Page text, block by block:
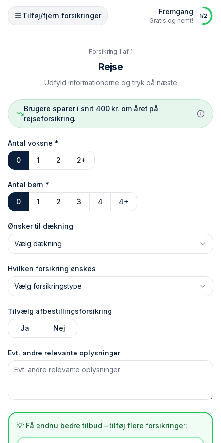
Tilføj/fjern forsikringer Fremgang
Gratis og nemt!
1/2
Forsikring 1 af 1
Rejse
Udfyld informationerne og tryk på næste
Brugere sparer i snit 400 kr. om året på
rejseforsikring.
Antal voksne *
0
1 2 2+
Antal børn *
0
1 2 3 4 4+
Ønsker til dækning
Vælg dækning
Hvilken forsikring ønskes
Vælg forsikringstype
Tilvælg afbestillingsforsikring
Ja
Nej
Evt. andre relevante oplysninger
💡 Få endnu bedre tilbud – tilføj flere forsikringer: